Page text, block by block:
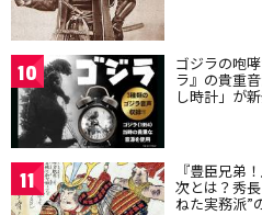
10 ゴジラの咆
ラ』の貴重
し時計」が
11 『豊臣兄弟
次とは？秀
ねた実務派”